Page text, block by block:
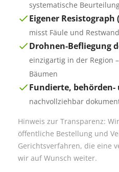
systematische
Eigener
misst Fäule und
Drohnen-Befliegung
einzigartig in der Region
Bäumen
Fundierte,
nachvollziehbar
Hinweis zur Transparenz:
öffentliche Bestellung und
Gerichtsverfahren, die eine
wir auf Wunsch weiter.